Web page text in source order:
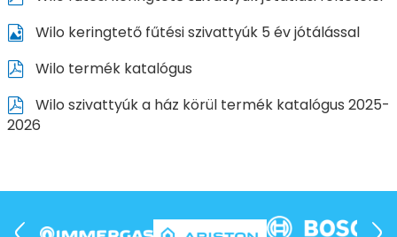
Wilo keringtető fűtési szivattyúk 5 év jótálással
Wilo termék katalógus
Wilo szivattyúk a ház körül termék katalógus 2025-
2026